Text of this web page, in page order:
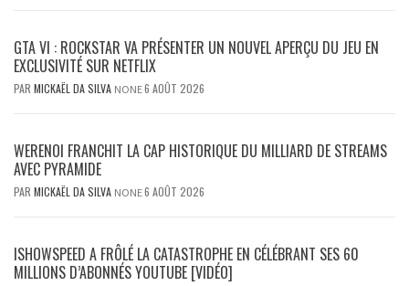
GTA VI : ROCKSTAR VA PRÉSENTER UN NOUVEL APERÇU DU JEU EN
EXCLUSIVITÉ SUR NETFLIX
PAR MICKAËL DA SILVA NONE6 AOÛT 2026
WERENOI FRANCHIT LA CAP HISTORIQUE DU MILLIARD DE STREAMS
AVEC PYRAMIDE
PAR MICKAËL DA SILVA NONE6 AOÛT 2026
ISHOWSPEED A FRÔLÉ LA CATASTROPHE EN CÉLÉBRANT SES 60
MILLIONS D’ABONNÉS YOUTUBE [VIDÉO]